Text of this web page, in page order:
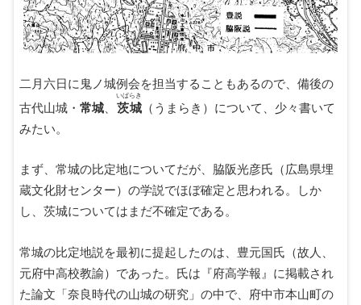
二月六日に鬼ノ城例会を担当することもあるので、備後の
古代山城・常城 茨城
いばらき
（うまらき）について、少々書いて
みたい。
まず、常城の比定地についてだが、脇阪光彦氏（広島県埋
蔵文化財センター）の学説でほぼ確定と思われる。しか
し、茨城についてはまだ不確定である。
常城の比定地説を最初に提起したのは、豊元国氏（故人、
元府中高校教諭）であった。氏は『府高学報』に掲載され
た論文「奈良時代の山城の研究」の中で、府中市本山町の